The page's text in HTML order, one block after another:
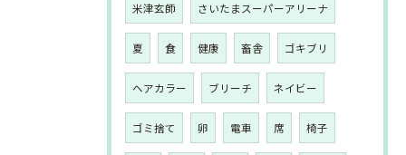
米津玄師 さいたまスーパーアリーナ
夏 食 健康 畜舎 ゴキブリ
ヘアカラー ブリーチ ネイビー
ゴミ捨て 卵 電車 席 椅子